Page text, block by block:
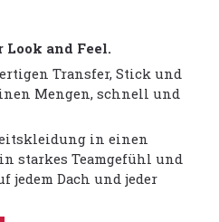
and Feel.
Transfer, Stick und
Mengen, schnell und
in einen
starkes Teamgefühl und
jedem Dach und jeder